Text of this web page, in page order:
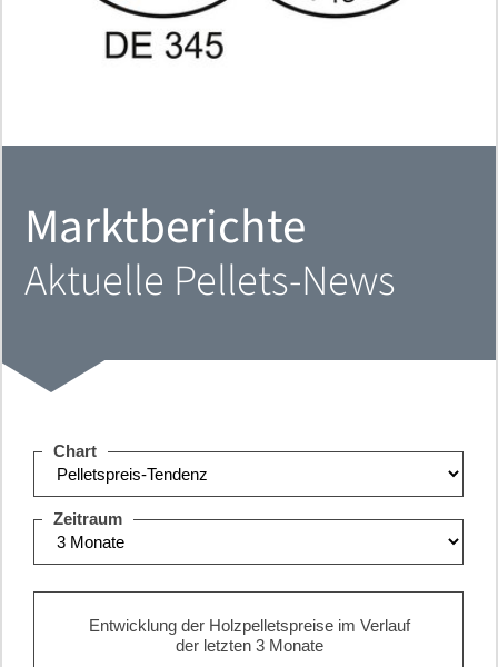
Marktberichte
Aktuelle Pellets-News